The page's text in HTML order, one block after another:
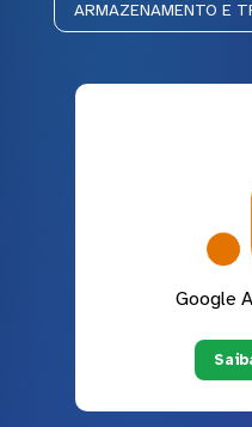
ARMAZENAMENTO E
Google